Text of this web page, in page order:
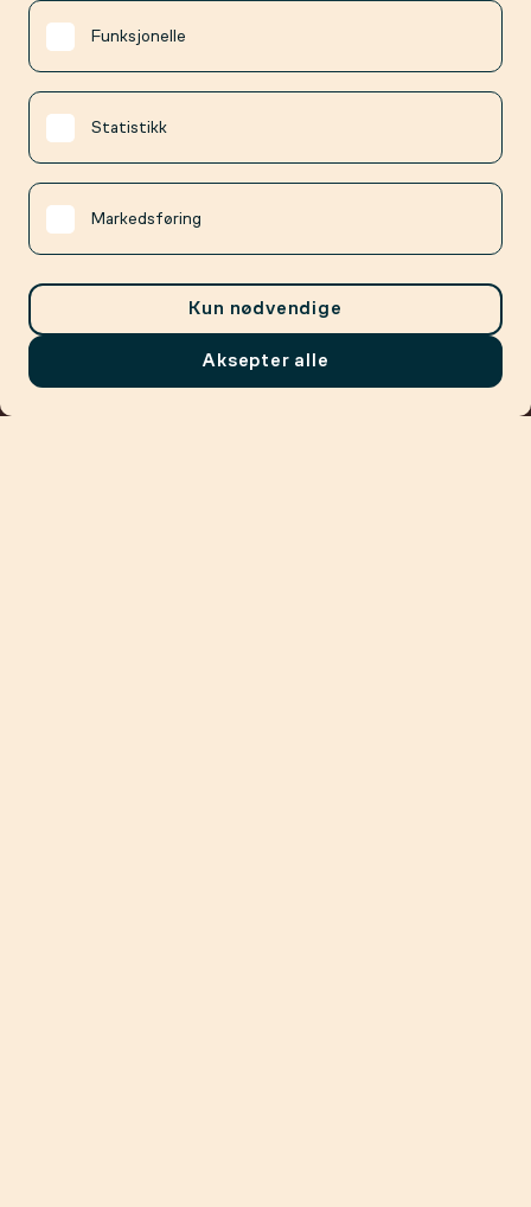
Meny
Funksjonelle
Statistikk
Markedsføring
Kun nødvendige
Aksepter alle